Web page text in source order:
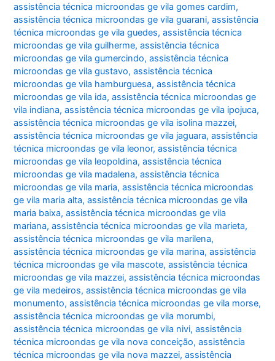
assistência técnica microondas ge vila gomes cardim,
assistência técnica microondas ge vila guarani,assistência
técnica microondas ge vila guedes,assistência técnica
microondas ge vila guilherme,assistência técnica
microondas ge vila gumercindo,assistência técnica
microondas ge vila gustavo,assistência técnica
microondas ge vila hamburguesa,assistência técnica
microondas ge vila ida,assistência técnica microondas ge
vila indiana,assistência técnica microondas ge vila ipojuca,
assistência técnica microondas ge vila isolina mazzei,
assistência técnica microondas ge vila jaguara,assistência
técnica microondas ge vila leonor,assistência técnica
microondas ge vila leopoldina,assistência técnica
microondas ge vila madalena,assistência técnica
microondas ge vila maria,assistência técnica microondas
ge vila maria alta,assistência técnica microondas ge vila
maria baixa,assistência técnica microondas ge vila
mariana,assistência técnica microondas ge vila marieta,
assistência técnica microondas ge vila marilena,
assistência técnica microondas ge vila marina,assistência
técnica microondas ge vila mascote,assistência técnica
microondas ge vila mazzei,assistência técnica microondas
ge vila medeiros,assistência técnica microondas ge vila
monumento,assistência técnica microondas ge vila morse,
assistência técnica microondas ge vila morumbi,
assistência técnica microondas ge vila nivi,assistência
técnica microondas ge vila nova conceição,assistência
técnica microondas ge vila nova mazzei,assistência